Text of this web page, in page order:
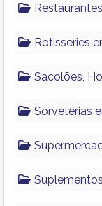
Rotisseries
Sacolões,
Sorveterias